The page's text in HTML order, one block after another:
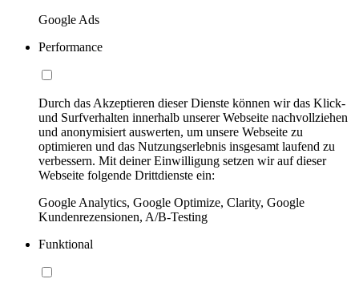
Google Ads
Performance
Durch das Akzeptieren dieser Dienste können wir das Klick-
und Surfverhalten innerhalb unserer Webseite nachvollziehen
und anonymisiert auswerten, um unsere Webseite zu
optimieren und das Nutzungserlebnis insgesamt laufend zu
verbessern. Mit deiner Einwilligung setzen wir auf dieser
Webseite folgende Drittdienste ein:
Google Analytics, Google Optimize, Clarity, Google
Kundenrezensionen, A/B-Testing
Funktional